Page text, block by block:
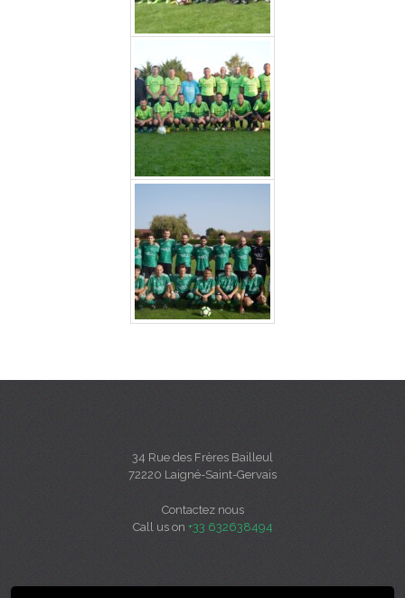
34 Rue des Frères Bailleul
72220 Laigné-Saint-Gervais
Contactez nous
Call us on +33 632638494